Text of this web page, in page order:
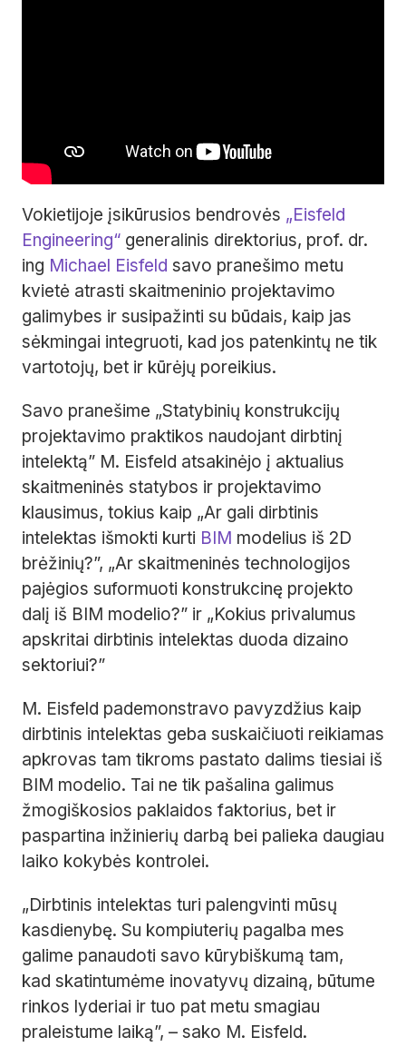
Vokietijoje įsikūrusios bendrovės „Eisfeld
Engineering“ generalinis direktorius, prof. dr.
ing Michael Eisfeld savo pranešimo metu
kvietė atrasti skaitmeninio projektavimo
galimybes ir susipažinti su būdais, kaip jas
sėkmingai integruoti, kad jos patenkintų ne tik
vartotojų, bet ir kūrėjų poreikius.
Savo pranešime „Statybinių konstrukcijų
projektavimo praktikos naudojant dirbtinį
intelektą” M. Eisfeld atsakinėjo į aktualius
skaitmeninės statybos ir projektavimo
klausimus, tokius kaip „Ar gali dirbtinis
intelektas išmokti kurti BIM modelius iš 2D
brėžinių?”, „Ar skaitmeninės technologijos
pajėgios suformuoti konstrukcinę projekto
dalį iš BIM modelio?” ir „Kokius privalumus
apskritai dirbtinis intelektas duoda dizaino
sektoriui?”
M. Eisfeld pademonstravo pavyzdžius kaip
dirbtinis intelektas geba suskaičiuoti reikiamas
apkrovas tam tikroms pastato dalims tiesiai iš
BIM modelio. Tai ne tik pašalina galimus
žmogiškosios paklaidos faktorius, bet ir
paspartina inžinierių darbą bei palieka daugiau
laiko kokybės kontrolei.
„Dirbtinis intelektas turi palengvinti mūsų
kasdienybę. Su kompiuterių pagalba mes
galime panaudoti savo kūrybiškumą tam,
kad skatintumėme inovatyvų dizainą, būtume
rinkos lyderiai ir tuo pat metu smagiau
praleistume laiką”, – sako M. Eisfeld.